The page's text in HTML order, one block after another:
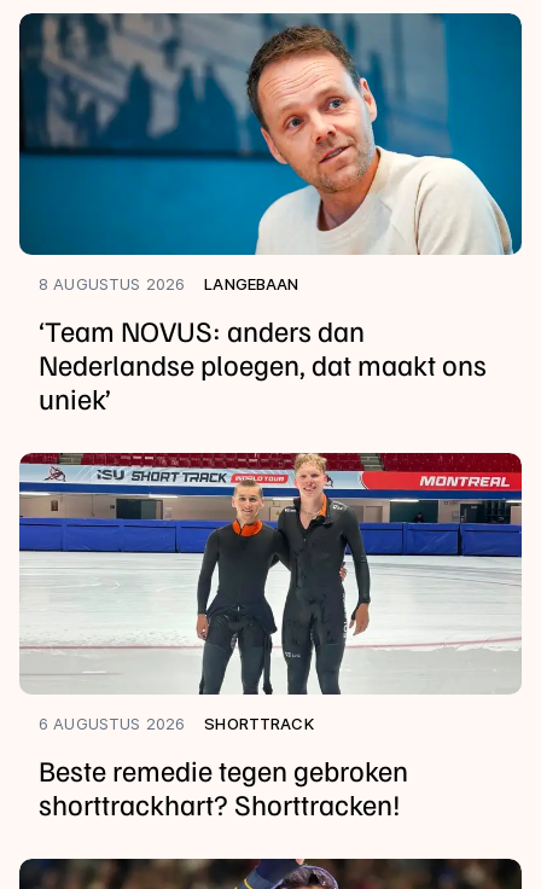
8 AUGUSTUS 2026 LANGEBAAN
‘Team NOVUS: anders dan
Nederlandse ploegen, dat maakt ons
uniek’
6 AUGUSTUS 2026 SHORTTRACK
Beste remedie tegen gebroken
shorttrackhart? Shorttracken!